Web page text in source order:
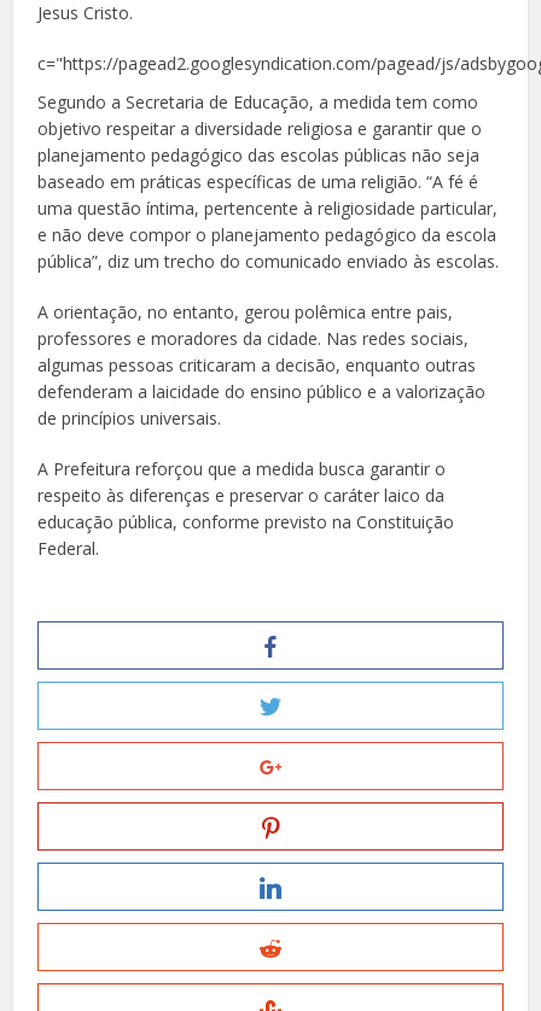
Jesus Cristo.
c="https://pagead2.googlesyndication.com/pagead/js/
Segundo a Secretaria de Educação, a medida tem como
objetivo respeitar a diversidade religiosa e garantir que o
planejamento pedagógico das escolas públicas não seja
baseado em práticas específicas de uma religião. “A fé é
uma questão íntima, pertencente à religiosidade particular,
e não deve compor o planejamento pedagógico da escola
pública”, diz um trecho do comunicado enviado às escolas.
A orientação, no entanto, gerou polêmica entre pais,
professores e moradores da cidade. Nas redes sociais,
algumas pessoas criticaram a decisão, enquanto outras
defenderam a laicidade do ensino público e a valorização
de princípios universais.
A Prefeitura reforçou que a medida busca garantir o
respeito às diferenças e preservar o caráter laico da
educação pública, conforme previsto na Constituição
Federal.